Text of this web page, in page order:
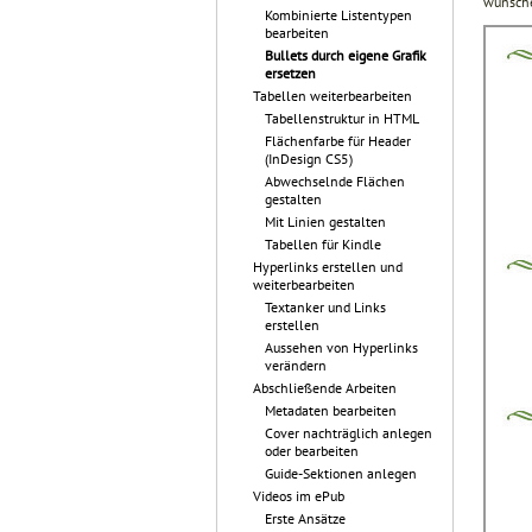
Kombinierte Listentypen
bearbeiten
Bullets durch eigene Grafik
ersetzen
Tabellen weiterbearbeiten
Tabellenstruktur in HTML
Flächenfarbe für Header
(InDesign CS5)
Abwechselnde Flächen
gestalten
Mit Linien gestalten
Tabellen für Kindle
Hyperlinks erstellen und
weiterbearbeiten
Textanker und Links
erstellen
Aussehen von Hyperlinks
verändern
Abschließende Arbeiten
Metadaten bearbeiten
Cover nachträglich anlegen
oder bearbeiten
Guide-Sektionen anlegen
Videos im ePub
Erste Ansätze